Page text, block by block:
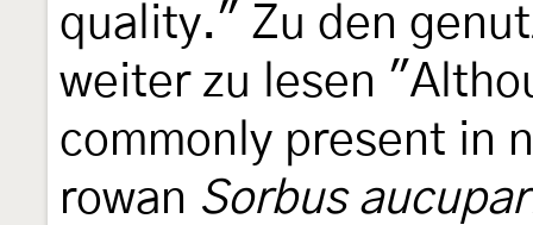
quality." Zu den
weiter zu lesen
commonly present in
rowan Sorbus